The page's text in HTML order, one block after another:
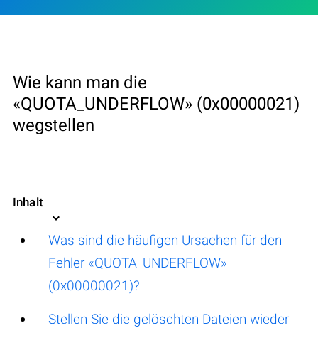
Wie kann man die
«QUOTA_UNDERFLOW» (0x00000021)
wegstellen
Inhalt
Was sind die häufigen Ursachen für den
Fehler «QUOTA_UNDERFLOW»
(0x00000021)?
Stellen Sie die gelöschten Dateien wieder